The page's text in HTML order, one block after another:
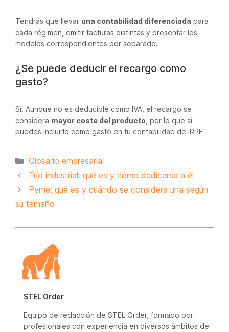
Tendrás que llevar una contabilidad diferenciada para
cada régimen, emitir facturas distintas y presentar los
modelos correspondientes por separado.
¿Se puede deducir el recargo como
gasto?
Sí. Aunque no es deducible como IVA, el recargo se
considera mayor coste del producto , por lo que sí
puedes incluirlo como gasto en tu contabilidad de IRPF
Categorías
Glosario empresarial
Frío industrial: qué es y cómo dedicarse a él
Pyme: qué es y cuándo se considera una según
su tamaño
STEL Order
Equipo de redacción de STEL Order, formado por
profesionales con experiencia en diversos ámbitos de